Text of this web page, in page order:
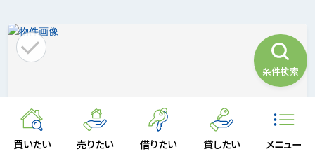
買いたい 売りたい 借りたい 貸したい メニュー
条件検索